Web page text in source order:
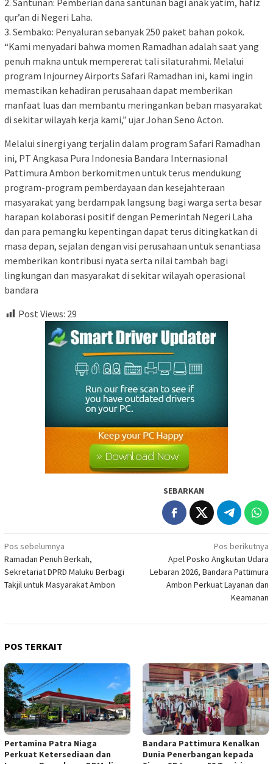
qur’an di Negeri Laha.
3. Sembako: Penyaluran sebanyak 250 paket bahan pokok.
“Kami menyadari bahwa momen Ramadhan adalah saat yang
penuh makna untuk mempererat tali silaturahmi. Melalui
program Injourney Airports Safari Ramadhan ini, kami ingin
memastikan kehadiran perusahaan dapat memberikan
manfaat luas dan membantu meringankan beban masyarakat
di sekitar wilayah kerja kami,” ujar Johan Seno Acton.
Melalui sinergi yang terjalin dalam program Safari Ramadhan
ini, PT Angkasa Pura Indonesia Bandara Internasional
Pattimura Ambon berkomitmen untuk terus mendukung
program-program pemberdayaan dan kesejahteraan
masyarakat yang berdampak langsung bagi warga serta besar
harapan kolaborasi positif dengan Pemerintah Negeri Laha
dan para pemangku kepentingan dapat terus ditingkatkan di
masa depan, sejalan dengan visi perusahaan untuk senantiasa
memberikan kontribusi nyata serta nilai tambah bagi
lingkungan dan masyarakat di sekitar wilayah operasional
bandara
Post Views: 29
SEBARKAN
Navigasi
pos
Pos sebelumnya
Ramadan Penuh Berkah,
Sekretariat DPRD Maluku Berbagi
Takjil untuk Masyarakat Ambon
Pos berikutnya
Apel Posko Angkutan Udara
Lebaran 2026, Bandara Pattimura
Ambon Perkuat Layanan dan
Keamanan
POS TERKAIT
Pertamina Patra Niaga
Perkuat Ketersediaan dan
Bandara Pattimura Kenalkan
Dunia Penerbangan kepada